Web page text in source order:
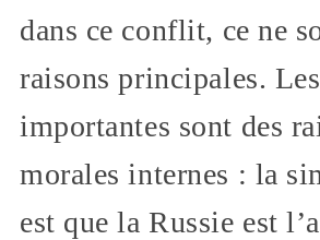
dans ce conflit, ce ne
raisons principales.
importantes sont des
morales internes : la
est que la Russie est